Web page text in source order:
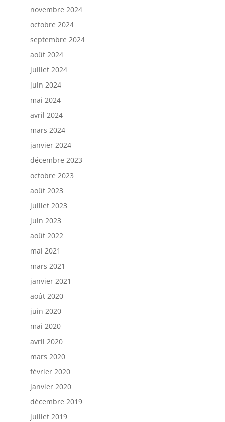
novembre 2024
octobre 2024
septembre 2024
août 2024
juillet 2024
juin 2024
mai 2024
avril 2024
mars 2024
janvier 2024
décembre 2023
octobre 2023
août 2023
juillet 2023
juin 2023
août 2022
mai 2021
mars 2021
janvier 2021
août 2020
juin 2020
mai 2020
avril 2020
mars 2020
février 2020
janvier 2020
décembre 2019
juillet 2019